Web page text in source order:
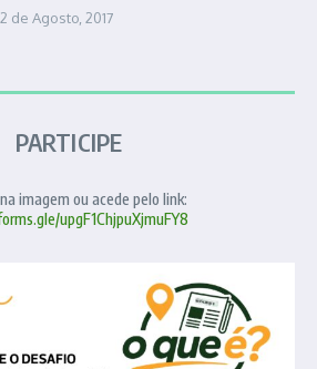
de Agosto, 2017
PARTICIPE
imagem ou acede pelo link:
upgF1ChjpuXjmuFY8